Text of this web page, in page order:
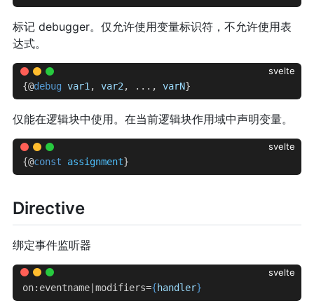
标记 debugger。仅允许使用变量标识符，不允许使用表
达式。
svelte
{@debug var1, var2, ..., varN}
仅能在逻辑块中使用。在当前逻辑块作用域中声明变量。
svelte
{@const assignment}
Directive
绑定事件监听器
svelte
on:eventname|modifiers={handler}